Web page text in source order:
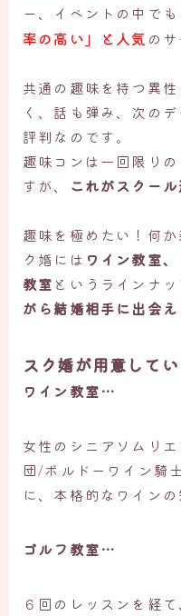
ー、イベントの中でも
率の高い」と人気 の
共通の趣味を持つ異
く、話も弾み、次の
評判なのです。
趣味コンは一回限り
すが、
これがスクー
趣味を極めたい！何
ク婚には ワイン教室
教室 というラインナ
がら結婚相手に出会
スク婚が用意して
ワイン教室…
女性のシニアソムリ
団/ボルドーワイン騎
に、本格的なワインの
ゴルフ教室…
６回のレッスンを経